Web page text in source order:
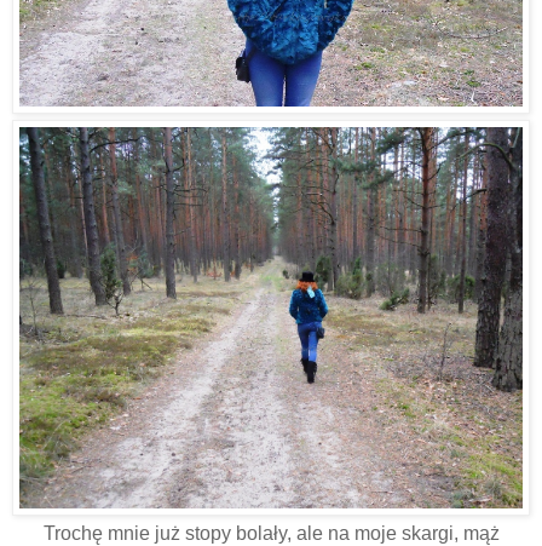
Trochę mnie już stopy bolały, ale na moje skargi, mąż